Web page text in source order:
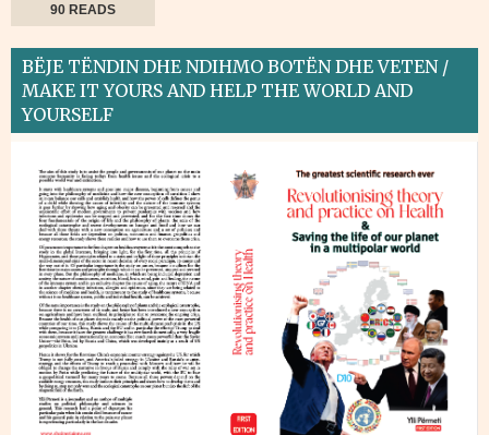
90 READS
BËJE TËNDIN DHE NDIHMO BOTËN DHE VETEN /
MAKE IT YOURS AND HELP THE WORLD AND
YOURSELF